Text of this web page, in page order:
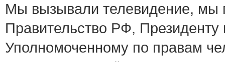
Мы вызывали телевидение, мы
Правительство РФ,
Уполномоченному по правам